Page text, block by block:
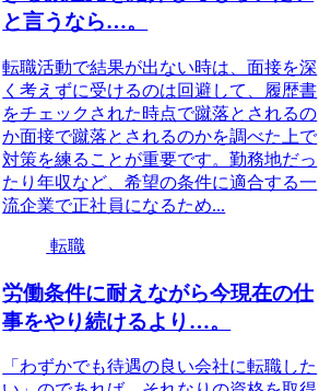
と言うなら…。
転職活動で結果が出ない時は、面接を深
く考えずに受けるのは回避して、履歴書
をチェックされた時点で蹴落とされるの
か面接で蹴落とされるのかを調べた上で
対策を練ることが重要です。勤務地だっ
たり年収など、希望の条件に適合する一
流企業で正社員になるため...
転職
労働条件に耐えながら今現在の仕
事をやり続けるより…。
「わずかでも待遇の良い会社に転職した